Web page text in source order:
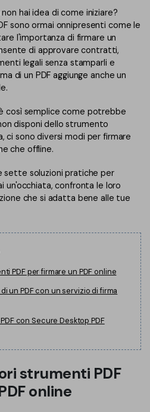
hai idea di come iniziare?
sono ormai onnipresenti come le
l'importanza di firmare un
di approvare contratti,
legali senza stamparli e
di un PDF aggiunge anche un
così semplice come potrebbe
disponi dello strumento
ci sono diversi modi per firmare
che offline.
sette soluzioni pratiche per
un'occhiata, confronta le loro
che si adatta bene alle tue
PDF per firmare un PDF online
un PDF con un servizio di firma
con Secure Desktop PDF
strumenti PDF
online